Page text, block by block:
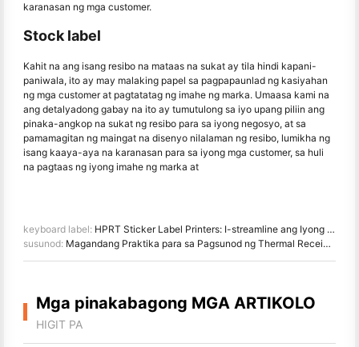
karanasan ng mga customer.
Stock label
Kahit na ang isang resibo na mataas na sukat ay tila hindi kapani-
paniwala, ito ay may malaking papel sa pagpapaunlad ng kasiyahan
ng mga customer at pagtatatag ng imahe ng marka. Umaasa kami na
ang detalyadong gabay na ito ay tumutulong sa iyo upang piliin ang
pinaka-angkop na sukat ng resibo para sa iyong negosyo, at sa
pamamagitan ng maingat na disenyo nilalaman ng resibo, lumikha ng
isang kaaya-aya na karanasan para sa iyong mga customer, sa huli
na pagtaas ng iyong imahe ng marka at
keyboard label: HPRT Sticker Label Printers: I-streamline ang Iyong Negosyo at Buhay
susunod: Magandang Praktika para sa Pagsunod ng Thermal Receipt Printer
Mga pinakabagong MGA ARTIKOLO
HIGIT PA